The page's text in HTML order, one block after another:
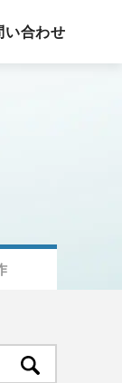
い合わせ